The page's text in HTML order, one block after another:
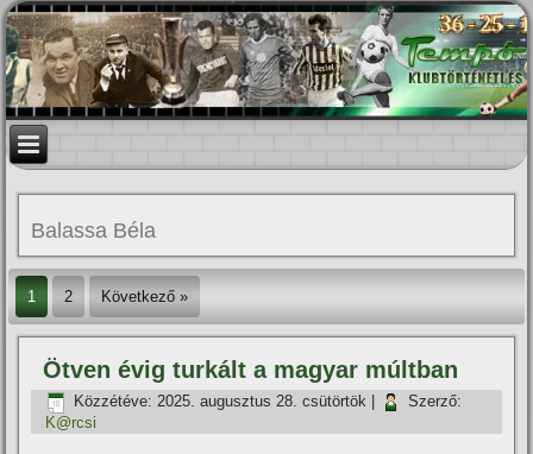
Balassa Béla
1 2 Következő »
Ötven évig turkált a magyar múltban
Közzétéve: 2025. augusztus 28. csütörtök
Szerző:
K@rcsi